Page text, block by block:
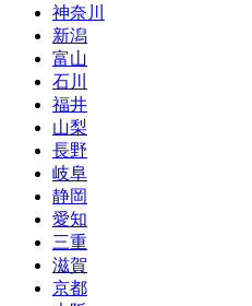
神奈川
新潟
富山
石川
福井
山梨
長野
岐阜
静岡
愛知
三重
滋賀
京都